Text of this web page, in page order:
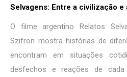
Selvagens: Entre a civilização e
O filme argentino Relatos
Szifron mostra histórias de
encontram em situações
desfechos e reações de